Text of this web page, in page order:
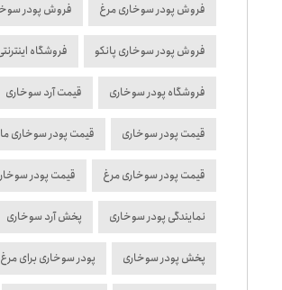
فروش پودر سوخاری مرغ فروش پودر
فروش پودر سوخاری پانکو فروشگاه
فروشگاه پودر سوخاری قیمت آرد سوخاری
قیمت پودر سوخاری قیمت پودر سوخاری
قیمت پودر سوخاری مرغ قیمت پودر
نمایندگی پودر سوخاری پخش آرد سوخاری
پخش پودر سوخاری پودر سوخاری برای مرغ